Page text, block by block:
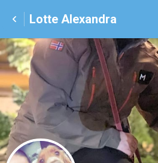
Lotte Alexandra